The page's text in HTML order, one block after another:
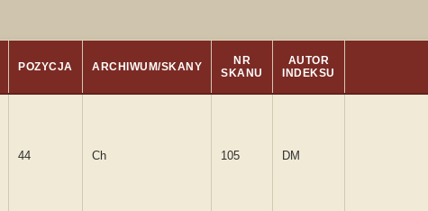
POZYCJA ARCHIWUM/SKANY
NR
SKANU
AUTOR
INDEKSU
44 Ch 105 DM